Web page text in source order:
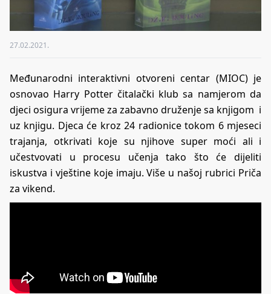
27.02.2021.
Međunarodni interaktivni otvoreni centar (MIOC) je
osnovao Harry Potter čitalački klub sa namjerom da
djeci osigura vrijeme za zabavno druženje sa knjigom i
uz knjigu. Djeca će kroz 24 radionice tokom 6 mjeseci
trajanja, otkrivati koje su njihove super moći ali i
učestvovati u procesu učenja tako što će dijeliti
iskustva i vještine koje imaju. Više u našoj rubrici Priča
za vikend.